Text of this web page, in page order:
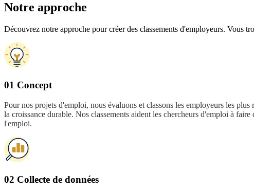
Notre approche
Découvrez notre approche pour créer des classements d'employeurs. Vous
01 Concept
Pour nos projets d'emploi, nous évaluons et classons les employeurs les
la croissance durable. Nos classements aident les chercheurs d'emploi à
l'emploi.
02 Collecte de données